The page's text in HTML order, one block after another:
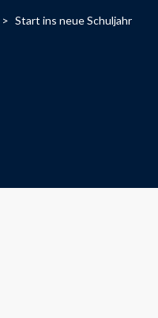
> Start ins neue Schuljahr